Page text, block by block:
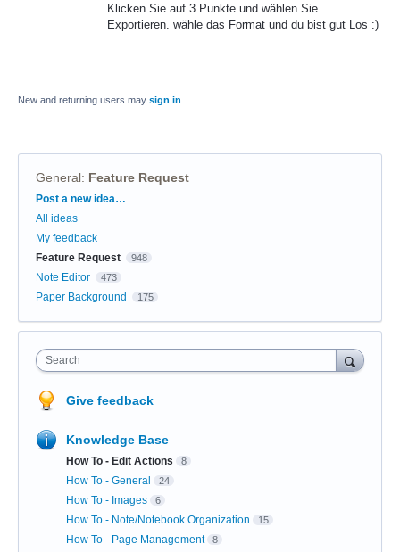
Klicken Sie auf 3 Punkte und wählen Sie
Exportieren. wähle das Format und du bist gut Los :)
New and returning users may sign in
General: Feature Request
Categories
Post a new idea…
All ideas
My feedback
Feature Request
948
Note Editor 473
Paper Background 175
Search
Give feedback
Knowledge Base
How To - Edit Actions 8
How To - General 24
How To - Images 6
How To - Note/Notebook Organization 15
How To - Page Management 8